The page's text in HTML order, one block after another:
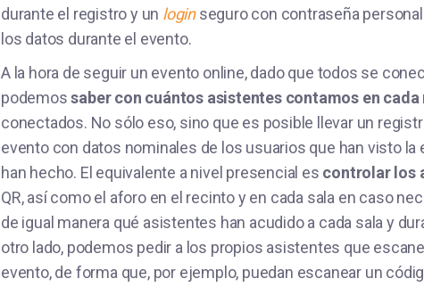
durante el registro y un loginseguro con contraseña
los datos durante el evento.
A la hora de seguir un evento online, dado que todos se
podemossaber con cuántos asistentes contamos en
conectados. No sólo eso, sino que es posible llevar un
evento con datos nominales de los usuarios que han visto
han hecho. El equivalente a nivel presencial es controlar los
QR, así como el aforo en el recinto y en cada sala en caso
de igual manera qué asistentes han acudido a cada sala y
otro lado, podemos pedir a los propios asistentes que
evento, de forma que, por ejemplo, puedan escanear un